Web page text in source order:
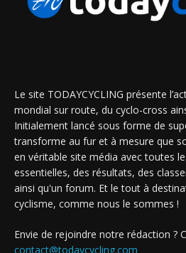
Le site TODAYCYCLING présente
mondial sur route, du cyclo-cross
Initialement lancé sous forme de
transforme au fur et à mesure que
en véritable site média avec toutes
essentielles, des résultats, des
ainsi qu'un forum. Et le tout à
cyclisme, comme nous le sommes !
Envie de rejoindre notre rédaction ?
contact@todaycycling.com